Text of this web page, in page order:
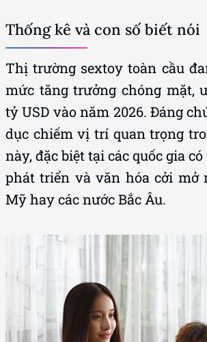
Thống kê và con số biết nói
Thị trường sextoy toàn cầu
mức tăng trưởng chóng mặt,
tỷ USD vào năm 2026. Đáng
dục chiếm vị trí quan trọng
này, đặc biệt tại các quốc gia
phát triển và văn hóa cởi mở
Mỹ hay các nước Bắc Âu.